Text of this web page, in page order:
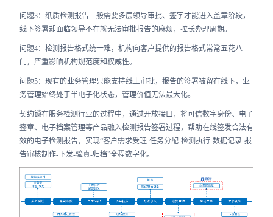
问题3：纸质检测报告一般需要多层领导审批、签字才能进入盖章阶段，
线下签署却面临领导不在就无法审批报告的麻烦，拉长办理周期。
问题4：检测报告格式统一难，机构向客户提供的报告格式常常五花八
门，严重影响机构规范度和权威性。
问题5：现有的业务管理只能支持线上审批，报告的签署被留在线下，业
务管理始终处于半电子化状态，管理价值无法最大化。
契约锁在服务检测行业的过程中，通过开放接口，将可信数字身份、电子
签章、电子档案管理等产品融入检测报告签署过程，帮助在线签发合法有
效的电子检测报告，实现“客户需求受理-任务分配-检测执行-数据记录-报
告审核制作-下发-验真-归档”全程数字化。